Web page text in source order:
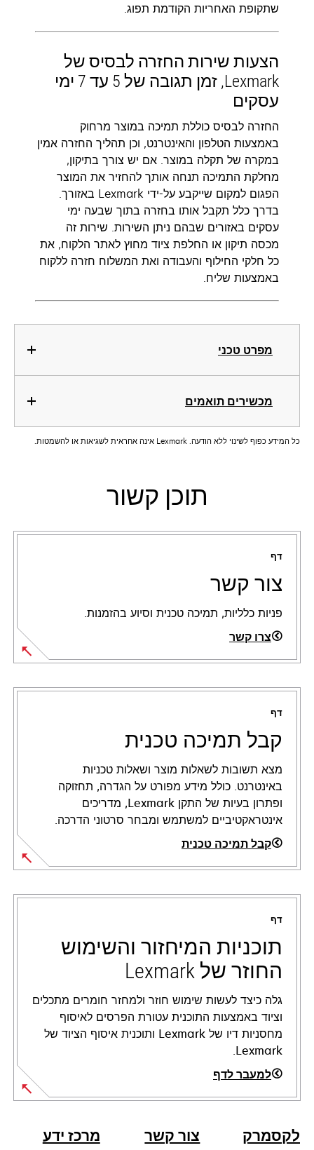
מפרט טכני
מכשירים תואמים
שתקופת האחריות הקודמת תפוג.
הצעות שירות החזרה לבסיס של
Lexmark, זמן תגובה של 5 עד 7 ימי
עסקים
החזרה לבסיס כוללת תמיכה במוצר מרחוק
באמצעות הטלפון והאינטרנט, וכן תהליך החזרה אמין
במקרה של תקלה במוצר. אם יש צורך בתיקון,
מחלקת התמיכה תנחה אותך להחזיר את המוצר
הפגום למקום שייקבע על-ידי Lexmark באזורך.
בדרך כלל תקבל אותו בחזרה בתוך שבעה ימי
עסקים באזורים שבהם ניתן השירות. שירות זה
מכסה תיקון או החלפת ציוד מחוץ לאתר הלקוח, את
כל חלקי החילוף והעבודה ואת המשלוח חזרה ללקוח
באמצעות שליח.
כל המידע כפוף לשינוי ללא הודעה. Lexmark אינה אחראית לשגיאות או להשמטות.
תוכן קשור
דף
צור קשר
פניות כלליות, תמיכה טכנית וסיוע בהזמנות.
צרו קשר
דף
קבל תמיכה טכנית
מצא תשובות לשאלות מוצר ושאלות טכניות
באינטרנט. כולל מידע מפורט על הגדרה, תחזוקה
ופתרון בעיות של התקן Lexmark, מדריכים
אינטראקטיביים למשתמש ומבחר סרטוני הדרכה.
קבל תמיכה טכנית
opens
in
new
tab
דף
תוכניות המיחזור והשימוש
החוזר של Lexmark
גלה כיצד לעשות שימוש חוזר ולמחזר חומרים מתכלים
וציוד באמצעות התוכנית עטורת הפרסים לאיסוף
מחסניות דיו של Lexmark ותוכנית איסוף הציוד של
Lexmark.
למעבר לדף
לקסמרק צור קשר מרכז ידע